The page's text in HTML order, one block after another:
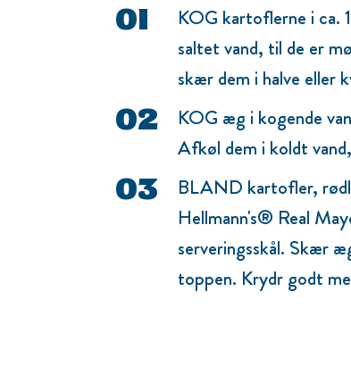
KOG kartoflerne i ca.
saltet vand, til de er
skær dem i halve eller
KOG æg i kogende
Afkøl dem i koldt
BLAND kartofler,
Hellmann's® Real
serveringsskål. Skær
toppen. Krydr godt